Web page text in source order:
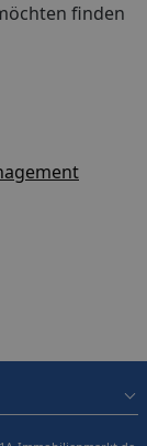
finden